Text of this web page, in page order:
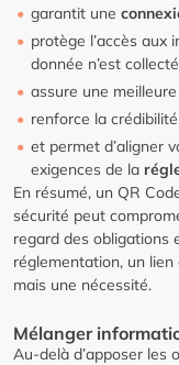
garantit une
protège l’accès aux
donnée n’est
assure une
renforce la
et permet d’aligner
exigences de la
En résumé, un QR
sécurité peut
regard des obligations
réglementation, un lien
mais une nécessité.
Mélanger
Au-delà d’apposer les